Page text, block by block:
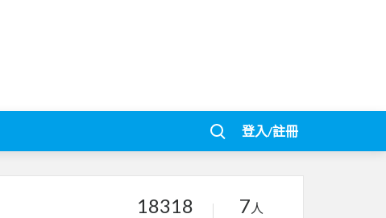
登入/註冊
18318 7 人